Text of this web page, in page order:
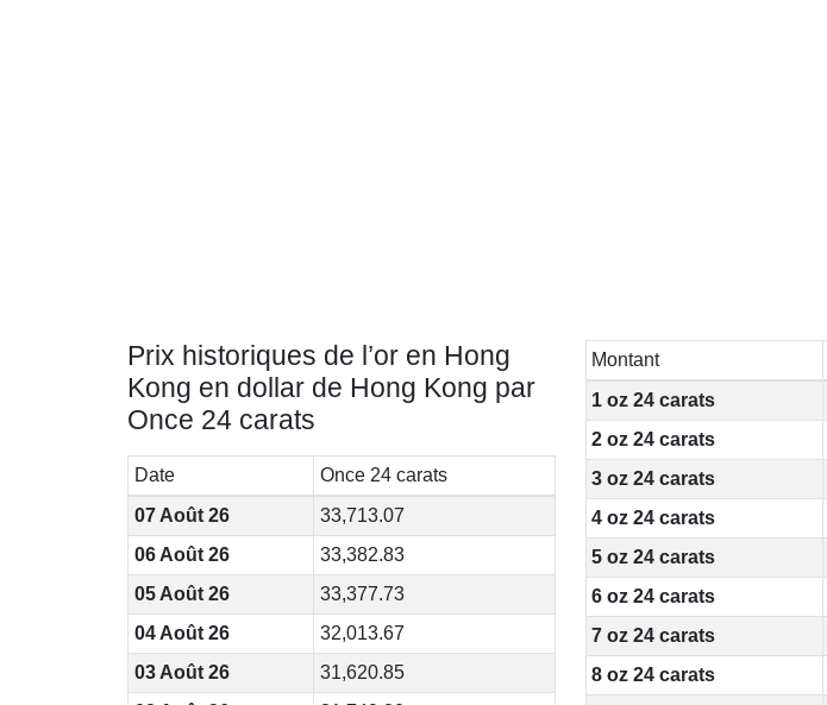
Prix historiques de l’or en Hong
Kong en dollar de Hong Kong par
Once 24 carats
Date
Once 24 carats
07 Août 26
33,713.07
06 Août 26
33,382.83
05 Août 26
33,377.73
04 Août 26
32,013.67
03 Août 26
31,620.85
Montant
1 oz 24 carats
2 oz 24 carats
3 oz 24 carats
4 oz 24 carats
5 oz 24 carats
6 oz 24 carats
7 oz 24 carats
8 oz 24 carats